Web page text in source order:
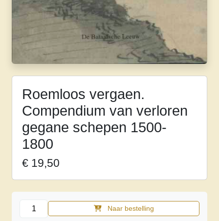
Roemloos vergaen.
Compendium van verloren
gegane schepen 1500-
1800
€ 19,50
Roemloos
vergaen.
Naar bestelling